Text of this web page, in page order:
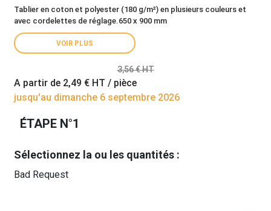
Tablier en coton et polyester (180 g/m²) en plusieurs couleurs et
avec cordelettes de réglage.650 x 900 mm
VOIR PLUS
3,56 € HT
A partir de 2,49 € HT / pièce
jusqu'au dimanche 6 septembre 2026
ÉTAPE N°1
Sélectionnez la ou les quantités :
Bad Request